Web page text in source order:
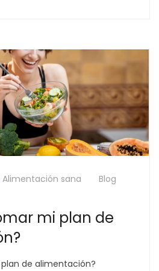
Alimentación sana
Blog
mi plan de
de alimentación?